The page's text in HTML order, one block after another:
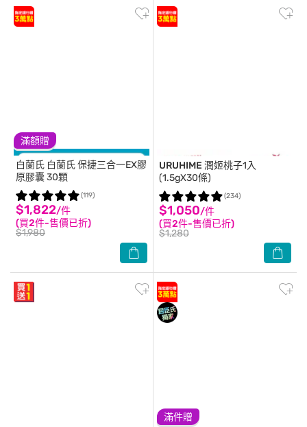
滿額贈
白蘭氏 白蘭氏 保捷三合一EX膠
原膠囊 30顆
$1,822/件
(買2件-售價已折)
$1,980
(119)
URUHIME 潤姬桃子1入
(1.5gX30條)
$1,050/件
(買2件-售價已折)
$1,280
(234)
滿件贈